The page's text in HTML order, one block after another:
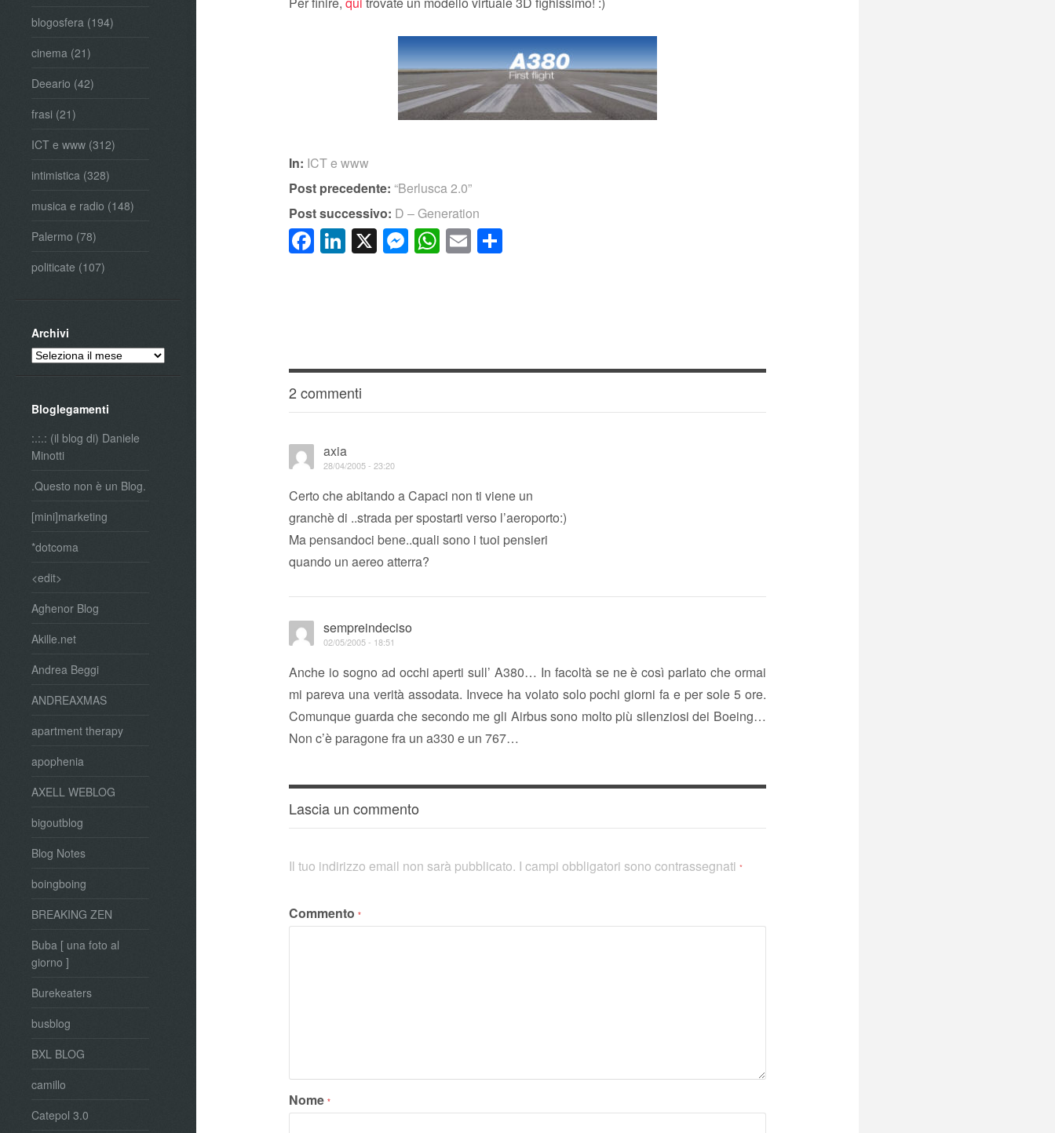
blogosfera (194)
cinema (21)
Deeario (42)
frasi (21)
ICT e www (312)
intimistica (328)
musica e radio (148)
Palermo (78)
politicate (107)
Archivi
Archivi
Bloglegamenti
:.:.: (il blog di) Daniele
Minotti
.Questo non è un Blog.
[mini]marketing
*dotcoma
<edit>
Aghenor Blog
Akille.net
Andrea Beggi
ANDREAXMAS
apartment therapy
apophenia
AXELL WEBLOG
bigoutblog
Blog Notes
boingboing
BREAKING ZEN
Buba [ una foto al
giorno ]
Burekeaters
busblog
BXL BLOG
camillo
Catepol 3.0
In: ICT e www
Post precedente:“Berlusca 2.0”
Post successivo: D – Generation
Facebook
LinkedIn
X Messenger
WhatsApp
Email
2 commenti
axia
28/04/2005 - 23:20
Certo che abitando a Capaci non ti viene un
granchè di ..strada per spostarti verso l’aeroporto:)
Ma pensandoci bene..quali sono i tuoi pensieri
quando un aereo atterra?
sempreindeciso
02/05/2005 - 18:51
Anche io sogno ad occhi aperti sull’ A380… In facoltà se ne è così parlato che ormai
mi pareva una verità assodata. Invece ha volato solo pochi giorni fa e per sole 5 ore.
Comunque guarda che secondo me gli Airbus sono molto più silenziosi dei Boeing…
Non c’è paragone fra un a330 e un 767…
Lascia un commento
Il tuo indirizzo email non sarà pubblicato. I campi obbligatori sono contrassegnati*
Commento*
Nome*